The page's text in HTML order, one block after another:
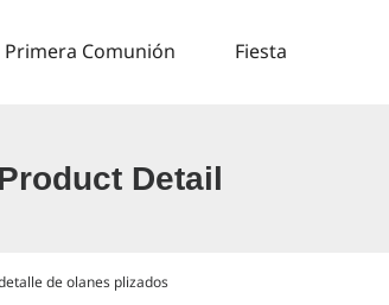
Primera Comunión Fiesta
Detail
de olanes plizados